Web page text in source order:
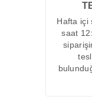
Hafta içi
saat